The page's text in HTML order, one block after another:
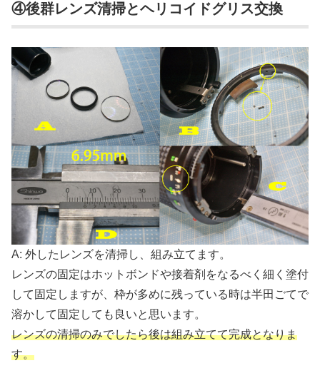
④後群レンズ清掃とヘリコイドグリス交換
A: 外したレンズを清掃し、組み立てます。
レンズの固定はホットボンドや接着剤をなるべく細く塗付
して固定しますが、枠が多めに残っている時は半田ごてで
溶かして固定しても良いと思います。
レンズの清掃のみでしたら後は組み立てて完成となりま
す。